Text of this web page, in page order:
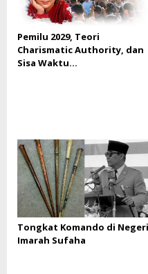
Pemilu 2029, Teori
Charismatic Authority, dan
Sisa Waktu…
Tongkat Komando di Negeri
Imarah Sufaha